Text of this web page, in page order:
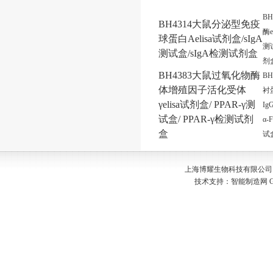
BH4314大鼠分泌型免疫
球蛋白Aelisa试剂盒/sIgA
测试盒/sIgA检测试剂盒
酶
测
剂
BH4383大鼠过氧化物酶
体增殖因子活化受体
γelisa试剂盒/ PPAR-γ测
试盒/ PPAR-γ检测试剂
盒
衬
α-
试
上海博耀生物科技有限公
技术支持： 智能制造网